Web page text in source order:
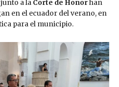
a la Corte de Honorhan
en el ecuador del verano, en
para el municipio.